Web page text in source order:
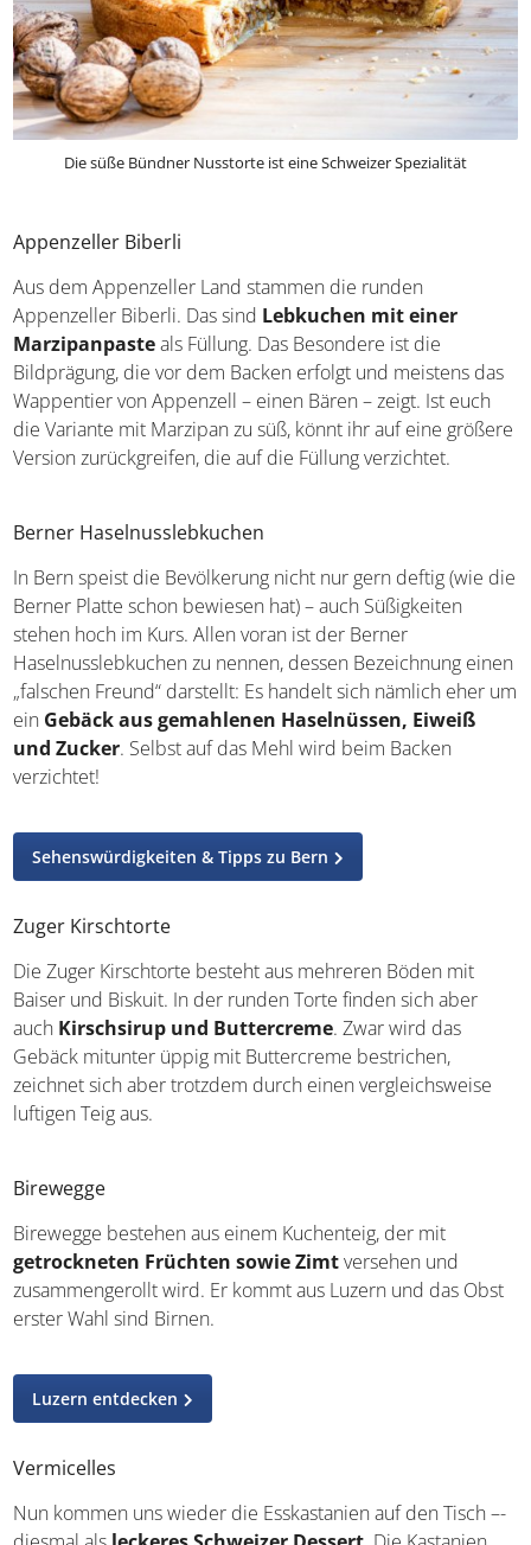
Die süße Bündner Nusstorte ist eine Schweizer Spezialität
Appenzeller Biberli
Aus dem Appenzeller Land stammen die runden
Appenzeller Biberli. Das sindLebkuchen mit einer
das Wappentier von Appenzell – einen Bären – zeigt. Ist
euch die Variante mit Marzipan zu süß, könnt ihr auf eine
größere Version zurückgreifen, die auf die Füllung
verzichtet.
Berner Haselnusslebkuchen
In Bern speist die Bevölkerung nicht nur gern deftig (wie
die Berner Platte schon bewiesen hat) – auch Süßigkeiten
Haselnusslebkuchen zu nennen, dessen Bezeichnung
einen „falschen Freund“ darstellt: Es handelt sich nämlich
eher um einGebäck aus gemahlenen Haselnüssen,
Eiweiß und Zucker
Backen verzichtet!
Sehenswürdigkeiten & Tipps zu Bern
Zuger Kirschtorte
auchKirschsirup und Buttercreme
Gebäck mitunter üppig mit Buttercreme bestrichen,
zeichnet sich aber trotzdem durch einen vergleichsweise
luftigen Teig aus.
Birewegge bestehen aus einem Kuchenteig, der mit
getrockneten Früchten sowie Zimt
zusammengerollt wird. Er kommt aus Luzern und das